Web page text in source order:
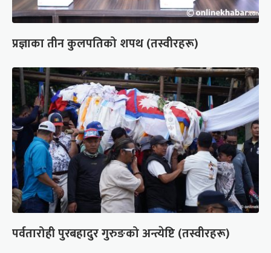
प्रज्ञाका तीन कुलपतिको शपथ (तस्वीरहरू)
पर्वतारोही पुरबहादुर गुरुङको अन्त्येष्टि (तस्वीरहरू)